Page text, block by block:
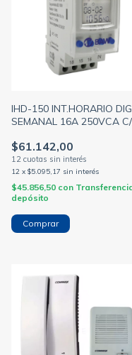
IHD-150 INT.HORARIO
SEMANAL 16A 250VCA C/
$61.142,00
12 x $5.095,17 sin interés
$45.856,50 con
depósito